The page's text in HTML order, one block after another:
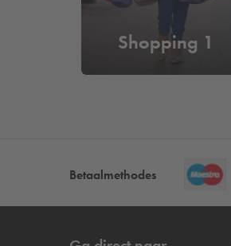
Shopping 1
Betaalmethodes